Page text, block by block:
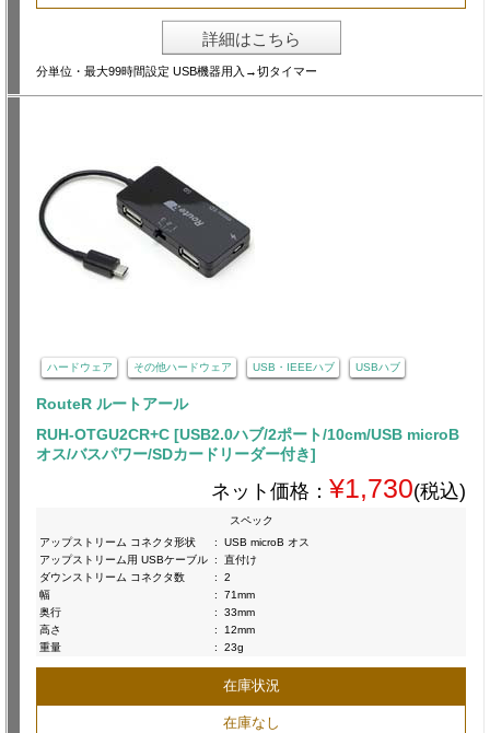
詳細はこちら
分単位・最大99時間設定 USB機器用入→切タイマー
ハードウェア その他ハードウェア USB・IEEEハブ USBハブ
RouteR ルートアール
RUH-OTGU2CR+C [USB2.0ハブ/2ポート/10cm/USB microB
オス/バスパワー/SDカードリーダー付き]
ネット価格： ¥1,730(税込)
スペック
アップストリーム コネクタ形状
:
USB microB オス
アップストリーム用 USBケーブル :
直付け
ダウンストリーム コネクタ数
:
2
幅
:
71mm
奥行
:
33mm
高さ
:
12mm
重量
: 23g
在庫状況
在庫なし